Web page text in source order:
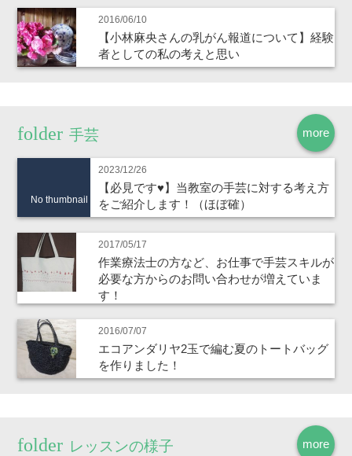
2016/06/10
【小林麻央さんの乳がん報道について】経験
者としての私の考えと思い
more
手芸
No thumbnail
2023/12/26
【必見です♥】当教室の手芸に対する考え方
をご紹介します！（ほぼ確）
2017/05/17
作業療法士の方など、お仕事で手芸スキルが
必要な方からのお問い合わせが増えていま
す！
2016/07/07
エコアンダリヤ2玉で編む夏のトートバッグ
を作りました！
more
レッスンの様子